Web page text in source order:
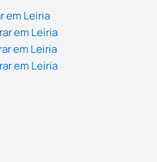
em Leiria
em Leiria
em Leiria
em Leiria